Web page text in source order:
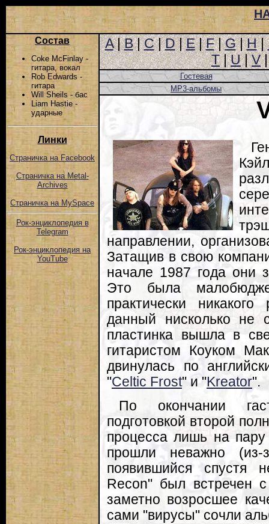
Состав
Coke McFinlay -
гитара, вокал
Rob Edwards -
гитара
Will Sheils - бас
Liam Hastie -
ударные
Линки
Страничка на Facebook
Страничка на Metal-
Archives
Страничка на MySpace
Рок-энциклопедия в
Telegram
Рок-энциклопедия на
YouTube
A|B|C|D|E|F|G|H|
T|U|V
Гостевая
MP3-альбомы
направлении,
Затащив в свою
начале 1987 года они
Это была
практически
данный нисколько не
пластинка вышла в
гитаристом Коуком
двинулась по
"Celtic Frost" и "Kreator".
По окончании
подготовкой второй
процесса лишь на
прошли неважно (из-
появившийся спустя
Recon" был встречен
заметно возросшее
сами "вирусы" сочли